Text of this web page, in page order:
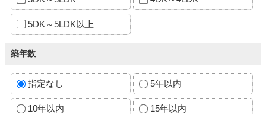
5DK～5LDK以上
築年数
指定なし 5年以内
10年以内 15年以内